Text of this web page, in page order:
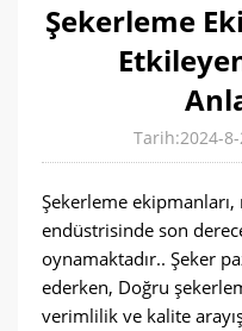
Şekerleme
Tarih:2024-
Şekerleme
endüstrisinde son
oynamaktadır.. Şeker
ederken, Doğru
verimlilik ve kalite